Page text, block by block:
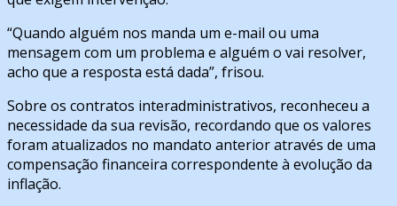
“Quando alguém nos manda um e-mail ou uma
mensagem com um problema e alguém o vai resolver,
acho que a resposta está dada”, frisou.
Sobre os contratos interadministrativos, reconheceu a
necessidade da sua revisão, recordando que os valores
foram atualizados no mandato anterior através de uma
compensação financeira correspondente à evolução da
inflação.